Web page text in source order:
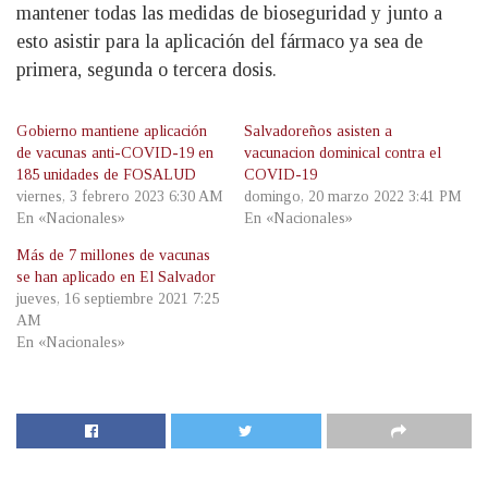
mantener todas las medidas de bioseguridad y junto a
esto asistir para la aplicación del fármaco ya sea de
primera, segunda o tercera dosis.
Gobierno mantiene aplicación
de vacunas anti-COVID-19 en
185 unidades de FOSALUD
viernes, 3 febrero 2023 6:30 AM
En «Nacionales»
Salvadoreños asisten a
vacunacion dominical contra el
COVID-19
domingo, 20 marzo 2022 3:41 PM
En «Nacionales»
Más de 7 millones de vacunas
se han aplicado en El Salvador
jueves, 16 septiembre 2021 7:25
AM
En «Nacionales»